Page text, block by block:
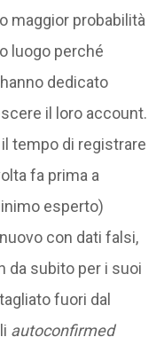
maggior probabilità
luogo perché
dedicato
il loro account.
tempo di registrare
fa prima a
esperto)
con dati falsi,
da subito per i suoi
fuori dal
autoconfirmed